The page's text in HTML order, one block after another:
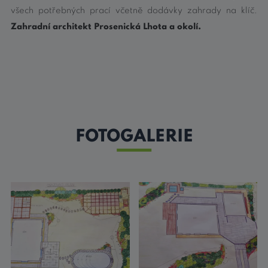
všech potřebných prací včetně dodávky zahrady na klíč.
Zahradní architekt Prosenická Lhota a okolí.
FOTOGALERIE